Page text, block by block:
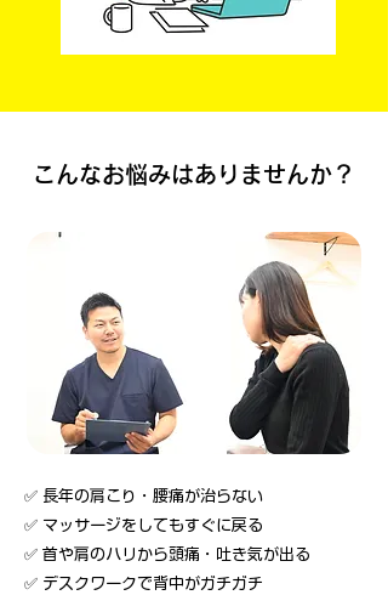
こんなお悩みはありませんか？
✅ 長年の肩こり・腰痛が治らない
✅ マッサージをしてもすぐに戻る
✅ 首や肩のハリから頭痛・吐き気が出る
✅ デスクワークで背中がガチガチ